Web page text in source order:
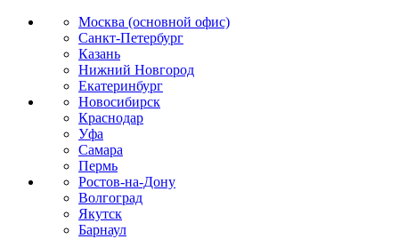
Москва (основной офис)
Санкт-Петербург
Казань
Нижний Новгород
Екатеринбург
Новосибирск
Краснодар
Уфа
Самара
Пермь
Ростов-на-Дону
Волгоград
Якутск
Барнаул